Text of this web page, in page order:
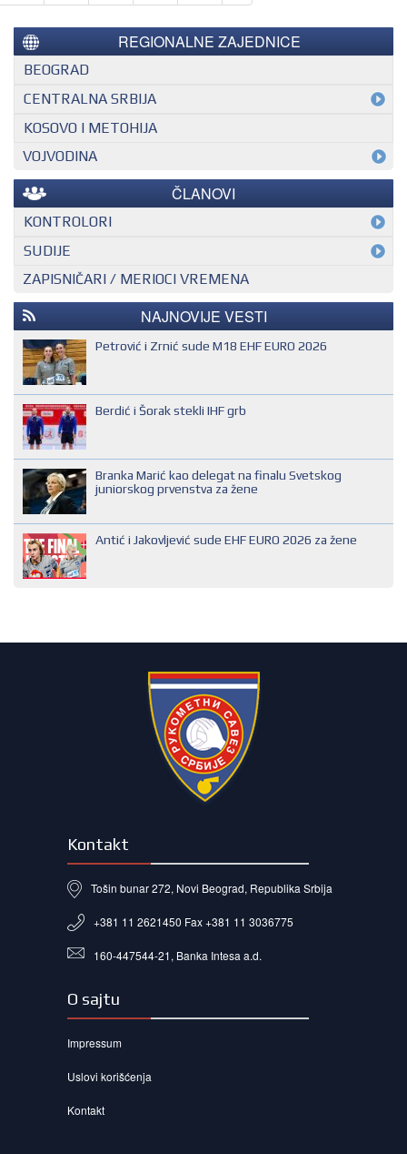
REGIONALNE ZAJEDNICE
BEOGRAD
CENTRALNA SRBIJA
KOSOVO I METOHIJA
VOJVODINA
ČLANOVI
KONTROLORI
MEĐUNARODNI KONTROLOR
NACIONALNI KONTROLOR
REGIONALNI KONTROLOR
SUDIJE
EHF SUDIJA
IHF SUDIJA
MLADI EVROPSKI SUDIJA
NACIONALNI SUDIJA
REGIONALNI SUDIJA
SUDIJA DRUGE KATEGORIJE
SUDIJA OMLADINAC
SUDIJA PRVE KATEGORIJE
ZAPISNIČARI / MERIOCI VREMENA
NAJNOVIJE VESTI
Petrović i Zrnić sude M18 EHF EURO 2026
Berdić i Šorak stekli IHF grb
Branka Marić kao delegat na finalu Svetskog
juniorskog prvenstva za žene
Antić i Jakovljević sude EHF EURO 2026 za žene
Kontakt
Tošin bunar 272, Novi Beograd, Republika Srbija
+381 11 2621450 Fax +381 11 3036775
160-447544-21, Banka Intesa a.d.
O sajtu
Impressum
Uslovi korišćenja
Kontakt